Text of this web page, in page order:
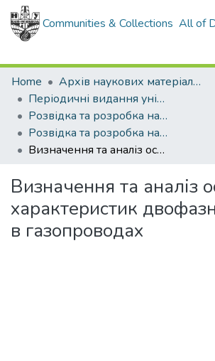
Communities & Collections All of
Home
Архів наукових матеріалів
Періодичні видання університету
Розвідка та розробка нафтових і газових родовищ
Розвідка та розробка нафтових і газових родовищ - 2006 - №1
Визначення та аналіз основних характеристик двофазних потоків в газопроводах
Визначення та аналіз
характеристик
в газопроводах